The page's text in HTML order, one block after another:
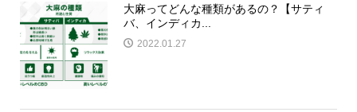
大麻ってどんな種類があるの？【サティ
バ、インディカ...
2022.01.27